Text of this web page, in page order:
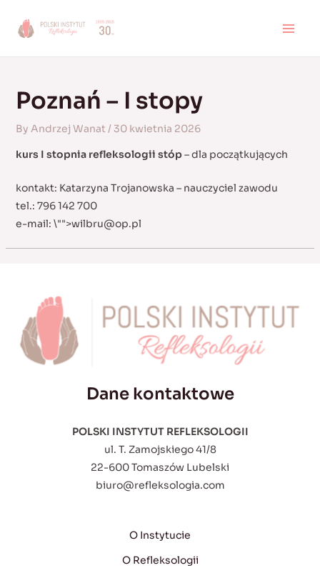
Poznań – I stopy
By Andrzej Wanat/30 kwietnia 2026
kurs I stopnia refleksologii stóp– dla początkujących
kontakt: Katarzyna Trojanowska – nauczyciel zawodu
tel.: 796 142 700
e-mail: \"">wilbru@op.pl
Dane kontaktowe
POLSKI INSTYTUT REFLEKSOLOGII
ul. T. Zamojskiego 41/8
22-600 Tomaszów Lubelski
biuro@refleksologia.com
O Instytucie
O Refleksologii